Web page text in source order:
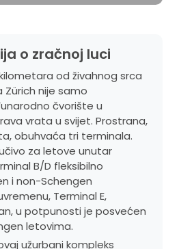
o zračnoj luci
od živahnog srca
Zürich nije samo
čvorište u
vrata u svijet. Prostrana,
obuhvaća tri terminala.
za letove unutar
B/D fleksibilno
i non-Schengen
Terminal E,
u potpunosti je posvećen
letovima.
užurbani kompleks